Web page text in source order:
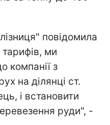
повідомила
ми
компанії з
на ділянці ст.
і встановити
руди", -